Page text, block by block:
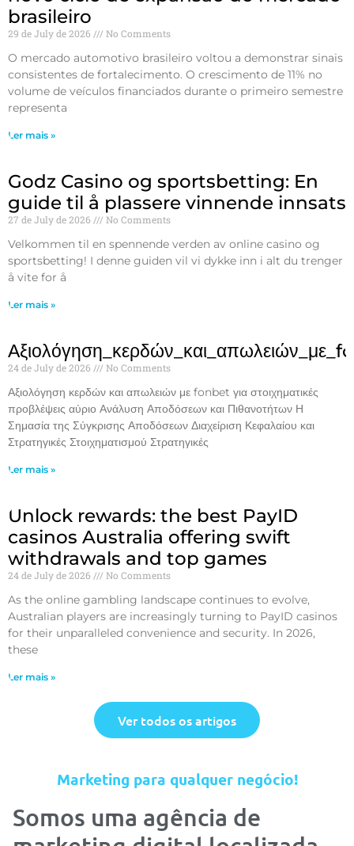
brasileiro
29 de July de 2026 No Comments
O mercado automotivo brasileiro voltou a demonstrar sinais
consistentes de fortalecimento. O crescimento de 11% no
volume de veículos financiados durante o primeiro semestre
representa
Ler mais »
Godz Casino og sportsbetting: En
guide til å plassere vinnende innsats
27 de July de 2026 No Comments
Velkommen til en spennende verden av online casino og
sportsbetting! I denne guiden vil vi dykke inn i alt du trenger
å vite for å
Ler mais »
24 de July de 2026 No Comments
Αξιολόγηση κερδών και απωλειών με fonbet για στοιχηματικές
προβλέψεις αύριο Ανάλυση Αποδόσεων και Πιθανοτήτων Η
Σημασία της Σύγκρισης Αποδόσεων Διαχείριση Κεφαλαίου και
Στρατηγικές Στοιχηματισμού Στρατηγικές
Ler mais »
Unlock rewards: the best PayID
casinos Australia offering swift
withdrawals and top games
24 de July de 2026 No Comments
As the online gambling landscape continues to evolve,
Australian players are increasingly turning to PayID casinos
for their unparalleled convenience and security. In 2026,
these
Ler mais »
Ver todos os artigos
Marketing para qualquer negócio!
Somos uma agência de